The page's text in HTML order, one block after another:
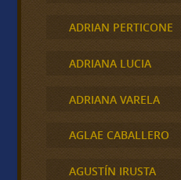
ADRIAN PERTICONE
ADRIANA LUCIA
ADRIANA VARELA
AGLAE CABALLERO
AGUSTÍN IRUSTA